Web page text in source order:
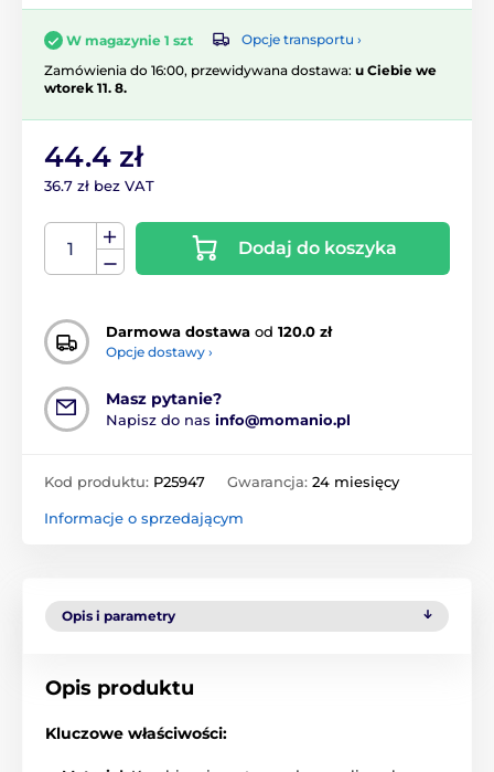
W magazynie 1 szt
Opcje transportu ›
Zamówienia do 16:00, przewidywana dostawa: u Ciebie we
wtorek 11. 8.
44.4 zł
36.7 zł bez VAT
Dodaj do koszyka
Darmowa dostawa od 120.0 zł
Opcje dostawy ›
Masz pytanie?
Napisz do nas info@momanio.pl
Kod produktu: P25947 Gwarancja: 24 miesięcy
Informacje o sprzedającym
Opis i parametry
Opis produktu
Kluczowe właściwości: